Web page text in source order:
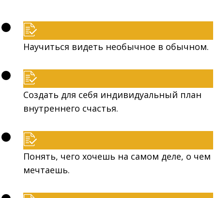
Научиться видеть необычное в обычном.
Создать для себя индивидуальный план
внутреннего счастья.
Понять, чего хочешь на самом деле, о чем
мечтаешь.